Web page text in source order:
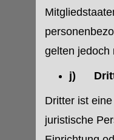
gelten jedoch
j)
Dritter ist
juristische